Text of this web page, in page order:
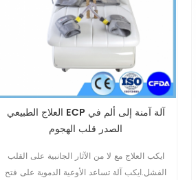
العلاج الطبيعي ECP آلة آمنة إلى ألم في
الصدر قلب الهجوم
ايكب العلاج مع لا من الآثار الجانبية على القلب
الفشل.ايكب آلة تساعد الأوعية الدموية على فتح